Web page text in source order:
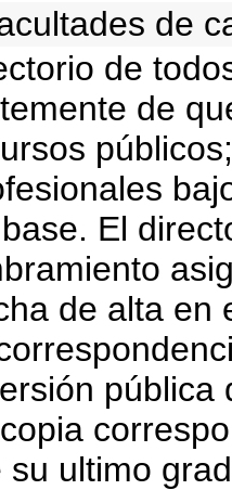
de
de
de
El
de alta en
su ultimo